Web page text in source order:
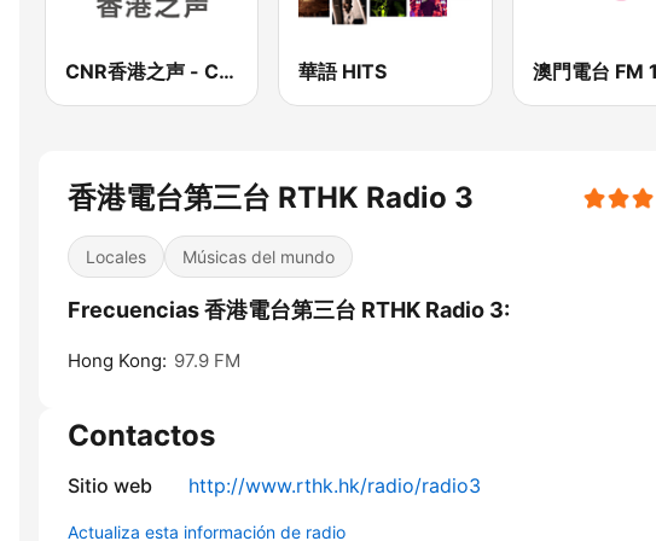
CNR香港之声 - CNR Voice of Hong Kong 華語 HITS 澳門電台 FM
香港電台第三台 RTHK Radio 3
Locales Músicas del mundo
Frecuencias 香港電台第三台 RTHK Radio 3:
Hong Kong: 97.9 FM
Contactos
Sitio web http://www.rthk.hk/radio/radio3
Actualiza esta información de radio